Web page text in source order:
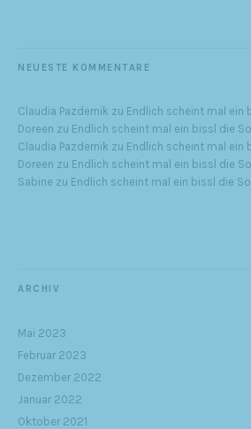
NEUESTE KOMMENTARE
Claudia Pazdernik zu Endlich scheint mal ein
Doreen zu Endlich scheint mal ein bissl die
Claudia Pazdernik zu Endlich scheint mal ein
Doreen zu Endlich scheint mal ein bissl die
Sabine zu Endlich scheint mal ein bissl die
ARCHIV
Mai 2023
Februar 2023
Dezember 2022
Januar 2022
Oktober 2021